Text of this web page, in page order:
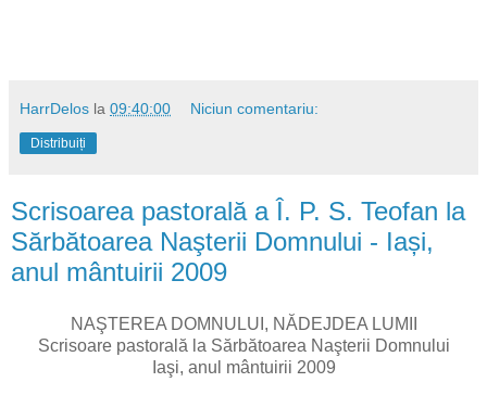
HarrDelos la 09:40:00 Niciun comentariu:
Distribuiți
Scrisoarea pastorală a Î. P. S. Teofan la
Sărbătoarea Naşterii Domnului - Iași,
anul mântuirii 2009
NAŞTEREA DOMNULUI, NĂDEJDEA LUMII
Scrisoare pastorală la Sărbătoarea Naşterii Domnului
Iaşi, anul mântuirii 2009